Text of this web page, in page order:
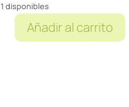
1 disponibles
GHOSTAñadir al carrito